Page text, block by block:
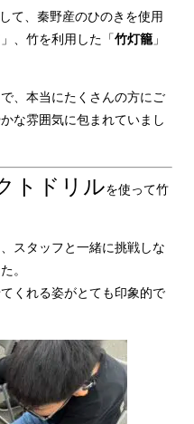
て、秦野産のひのきを使用
」、竹を利用した「竹灯籠 」
、本当にたくさんの方にご
な雰囲気に包まれていまし
トドリルを使って竹
スタッフと一緒に挑戦しな
。
くれる姿がとても印象的で